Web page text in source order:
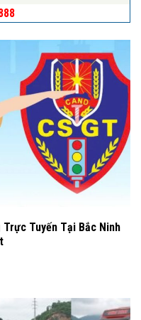
Trực Tuyến Tại Bắc Ninh